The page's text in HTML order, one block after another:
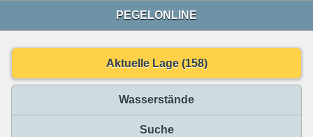
PEGELONLINE
Aktuelle Lage (158)
Wasserstände
Suche